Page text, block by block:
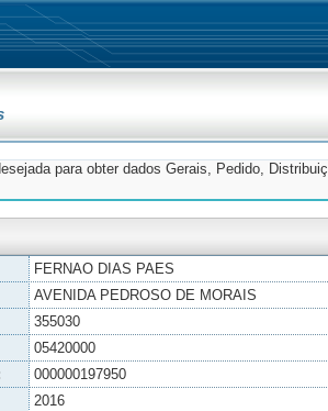
para obter dados Gerais, Pedido,
FERNAO DIAS PAES
AVENIDA PEDROSO DE MORAIS
355030
05420000
000000197950
2016